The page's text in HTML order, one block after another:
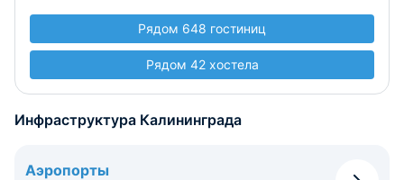
Рядом 648 гостиниц
Рядом 42 хостела
Инфраструктура Калининграда
Аэропорты